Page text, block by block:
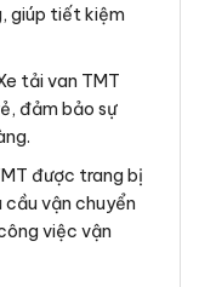
giúp tiết kiệm
tải van TMT
đảm bảo sự
được trang bị
cầu vận chuyển
việc vận